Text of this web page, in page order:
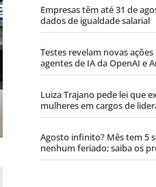
Empresas têm até 31 de
dados de igualdade salarial
Testes revelam novas
agentes de IA da OpenAI e
Luiza Trajano pede lei que
mulheres em cargos de
Agosto infinito? Mês tem 5
nenhum feriado; saiba os